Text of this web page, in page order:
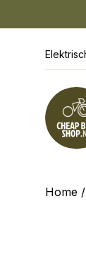
Home